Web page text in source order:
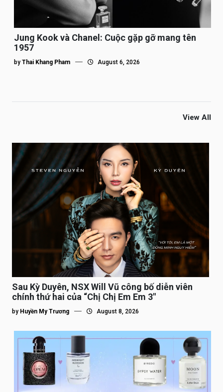
Jung Kook và Chanel: Cuộc gặp gỡ mang tên
1957
by Thai Khang Pham August 6, 2026
View All
Sau Kỳ Duyên, NSX Will Vũ công bố diễn viên
chính thứ hai của “Chị Chị Em Em 3″
by Huyền My Trương August 8, 2026